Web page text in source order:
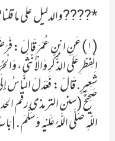
*????والدليل على ما
(١) عَنِ ابْنِ عُمَرَ قَالَ :
الْفِطْرِ عَلَى الذَّكَرِ وَالْأُنْثَى،
شَعِيرٍ. قَالَ : فَعَدَلَ
اللَّهِ صَلَّى اللَّهُ عَلَيْهِ وَسَلَّمَ. |